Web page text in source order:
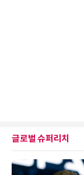
글로벌 슈퍼리치